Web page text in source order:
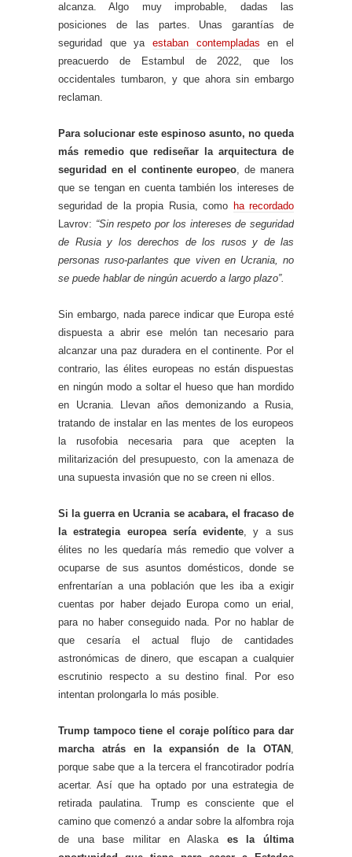
alcanza. Algo muy improbable, dadas las
posiciones de las partes. Unas garantías de
seguridad que ya estaban contempladas en el
preacuerdo de Estambul de 2022, que los
occidentales tumbaron, y que ahora sin embargo
reclaman.
Para solucionar este espinoso asunto, no queda
más remedio que rediseñar la arquitectura de
seguridad en el continente europeo, de manera
que se tengan en cuenta también los intereses de
seguridad de la propia Rusia, como ha recordado
Lavrov: “Sin respeto por los intereses de seguridad
de Rusia y los derechos de los rusos y de las
personas ruso-parlantes que viven en Ucrania, no
se puede hablar de ningún acuerdo a largo plazo”.
Sin embargo, nada parece indicar que Europa esté
dispuesta a abrir ese melón tan necesario para
alcanzar una paz duradera en el continente. Por el
contrario, las élites europeas no están dispuestas
en ningún modo a soltar el hueso que han mordido
en Ucrania. Llevan años demonizando a Rusia,
tratando de instalar en las mentes de los europeos
la rusofobia necesaria para que acepten la
militarización del presupuesto, con la amenaza de
una supuesta invasión que no se creen ni ellos.
Si la guerra en Ucrania se acabara, el fracaso de
la estrategia europea sería evidente, y a sus
élites no les quedaría más remedio que volver a
ocuparse de sus asuntos domésticos, donde se
enfrentarían a una población que les iba a exigir
cuentas por haber dejado Europa como un erial,
para no haber conseguido nada. Por no hablar de
que cesaría el actual flujo de cantidades
astronómicas de dinero, que escapan a cualquier
escrutinio respecto a su destino final. Por eso
intentan prolongarla lo más posible.
Trump tampoco tiene el coraje político para dar
marcha atrás en la expansión de la OTAN ,
porque sabe que a la tercera el francotirador podría
acertar. Así que ha optado por una estrategia de
retirada paulatina. Trump es consciente que el
camino que comenzó a andar sobre la alfombra roja
de una base militar en Alaska es la última